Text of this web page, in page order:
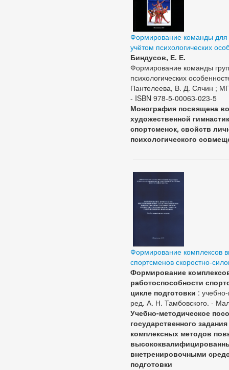
Формирование команды для
учётом психологических
Биндусов, Е. Е.
Формирование команды
психологических
Пантелеева, В. Д. Сячин ;
- ISBN 978-5-00063-023-5
Монография посвящена
художественной
спортсменок, свойств
психологического
Формирование комплексов
спортсменов скоростно-
Формирование
работоспособности
цикле подготовки :
ред. А. Н. Тамбовского. -
Учебно-методическое
государственного
комплексных методов
внетренировочными
подготовки